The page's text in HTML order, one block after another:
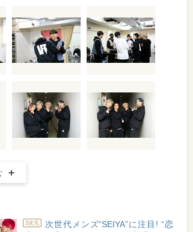
3次元
次世代メンズ“SEIYA”に注目! “恋